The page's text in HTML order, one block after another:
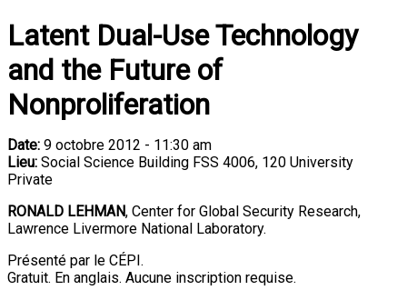
Latent Dual-Use Technology
and the Future of
Nonproliferation
Date: 9 octobre 2012 - 11:30 am
Lieu: Social Science Building FSS 4006, 120 University
Private
RONALD LEHMAN, Center for Global Security Research,
Lawrence Livermore National Laboratory.
Présenté par le CÉPI.
Gratuit. En anglais. Aucune inscription requise.